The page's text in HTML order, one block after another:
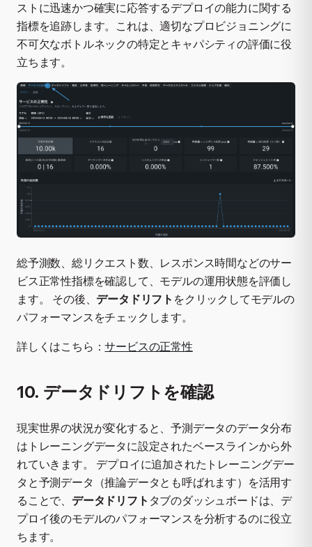
ストに迅速かつ確実に応答するデプロイの能力に関する
指標を追跡します。これは、適切なプロビジョニングに
不可欠なボトルネックの特定とキャパシティの評価に役
立ちます。
総予測数、総リクエスト数、レスポンス時間などのサー
ビス正常性指標を確認して、モデルの運用状態を評価し
ます。 その後、 データドリフト をクリックしてモデルの
パフォーマンスをチェックします。
詳しくはこちら：サービスの正常性
10. データドリフトを確認
現実世界の状況が変化すると、予測データのデータ分布
はトレーニングデータに設定されたベースラインから外
れていきます。 デプロイに追加されたトレーニングデー
タと予測データ（推論データとも呼ばれます）を活用す
ることで、 データドリフト タブのダッシュボードは、デ
プロイ後のモデルのパフォーマンスを分析するのに役立
ちます。